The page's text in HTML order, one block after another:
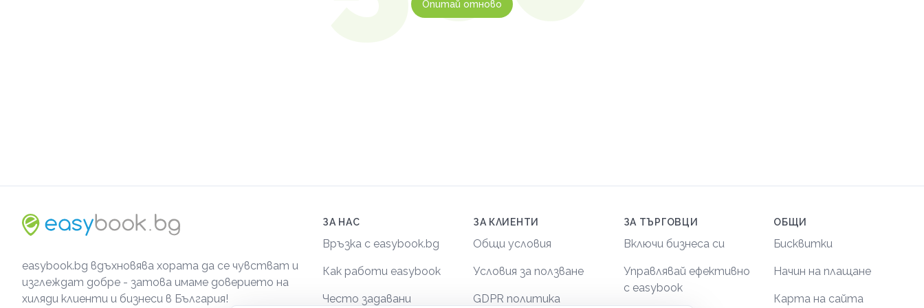
Опитай отново
easybook.bg вдъхновява хората да се чувстват и
изглеждат добре - затова имаме доверието на
хиляди клиенти и бизнеси в България!
ЗА НАС
Връзка с easybook.bg
Как работи easybook
Често задавани
ЗА КЛИЕНТИ
Общи условия
Условия за ползване
GDPR политика
ЗА ТЪРГОВЦИ
Включи бизнеса си
Управлявай ефективно
с easybook
ОБЩИ
Бисквитки
Начин на плащане
Карта на сайта